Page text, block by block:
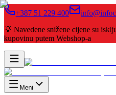
+387 51 229 400
💡 Navedene snižene cijene su
kupovinu putem Webshop-a
Meni